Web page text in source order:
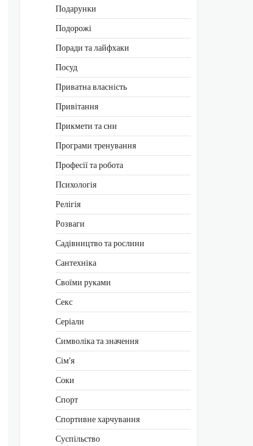
Подарунки
Подорожі
Поради та лайфхаки
Посуд
Приватна власність
Привітання
Прикмети та сни
Програми тренування
Професії та робота
Психологія
Релігія
Розваги
Садівництво та рослини
Сантехніка
Своїми руками
Секс
Серіали
Символіка та значення
Сім’я
Соки
Спорт
Спортивне харчування
Суспільство